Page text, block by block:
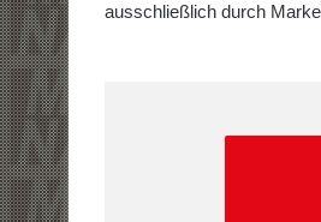
ausschließlich durch